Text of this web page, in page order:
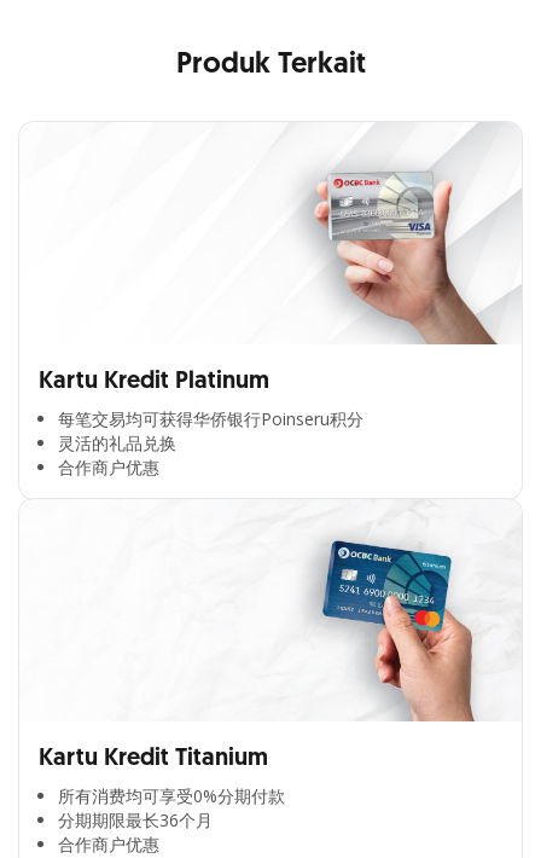
Produk Terkait
Kartu Kredit Platinum
每笔交易均可获得华侨银行Poinseru积分​
灵活的礼品兑换​
合作商户优惠​
Kartu Kredit Titanium
所有消费均可享受0%分期付款​
分期期限最长36个月​
合作商户优惠​